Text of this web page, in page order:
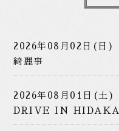
2026年08月02日(日)
綺麗事
2026年08月01日(土)
DRIVE IN HIDAKA